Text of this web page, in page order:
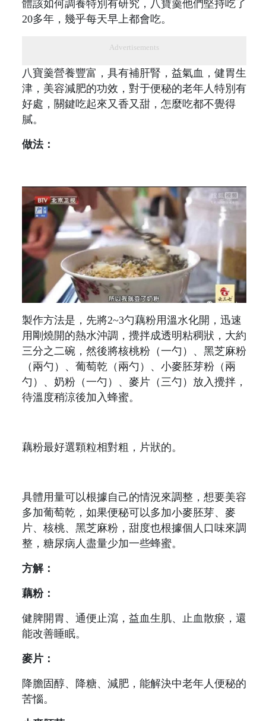
體該如何調養特別有研究，八寶羹他們堅持吃了
20多年，幾乎每天早上都會吃。
Advertisements
八寶羹營養豐富，具有補肝腎，益氣血，健胃生
津，美容減肥的功效，對于便秘的老年人特別有
好處，關鍵吃起來又香又甜，怎麼吃都不覺得
膩。
做法：
製作方法是，先將2~3勺藕粉用溫水化開，迅速
用剛燒開的熱水沖調，攪拌成透明粘稠狀，大約
三分之二碗，然後將核桃粉（一勺）、黑芝麻粉
（兩勺）、葡萄乾（兩勺）、小麥胚芽粉（兩
勺）、奶粉（一勺）、麥片（三勺）放入攪拌，
待溫度稍涼後加入蜂蜜。
藕粉最好選顆粒相對粗，片狀的。
具體用量可以根據自己的情況來調整，想要美容
多加葡萄乾，如果便秘可以多加小麥胚芽、麥
片、核桃、黑芝麻粉，甜度也根據個人口味來調
整，糖尿病人盡量少加一些蜂蜜。
方解：
藕粉：
健脾開胃、通便止瀉，益血生肌、止血散瘀，還
能改善睡眠。
麥片：
降膽固醇、降糖、減肥，能解決中老年人便秘的
苦惱。